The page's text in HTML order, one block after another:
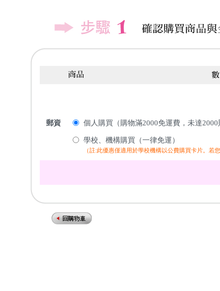
郵資 個人購買（購物滿2000免運費，未達
學校、機構購買（一律免運）
（註:此優惠僅適用於學校機構以公費購買卡片。